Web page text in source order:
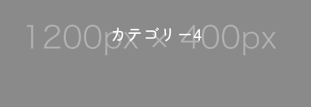
カテゴリー4